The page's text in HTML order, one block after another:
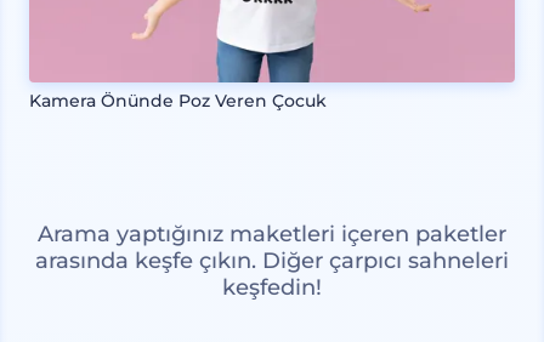
Kamera Önünde Poz Veren Çocuk
Arama yaptığınız maketleri içeren paketler
arasında keşfe çıkın. Diğer çarpıcı sahneleri
keşfedin!